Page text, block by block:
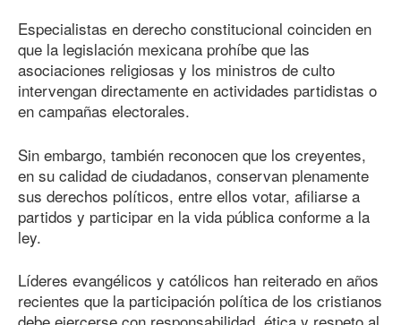
Especialistas en derecho constitucional coinciden en
que la legislación mexicana prohíbe que las
asociaciones religiosas y los ministros de culto
intervengan directamente en actividades partidistas o
en campañas electorales.
Sin embargo, también reconocen que los creyentes,
en su calidad de ciudadanos, conservan plenamente
sus derechos políticos, entre ellos votar, afiliarse a
partidos y participar en la vida pública conforme a la
ley.
Líderes evangélicos y católicos han reiterado en años
recientes que la participación política de los cristianos